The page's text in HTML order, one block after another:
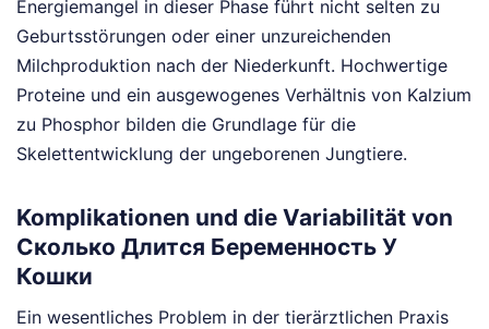
Energiemangel in dieser Phase führt nicht selten zu
Geburtsstörungen oder einer unzureichenden
Milchproduktion nach der Niederkunft. Hochwertige
Proteine und ein ausgewogenes Verhältnis von Kalzium
zu Phosphor bilden die Grundlage für die
Skelettentwicklung der ungeborenen Jungtiere.
Komplikationen und die Variabilität von
Сколько Длится Беременность У
Кошки
Ein wesentliches Problem in der tierärztlichen Praxis